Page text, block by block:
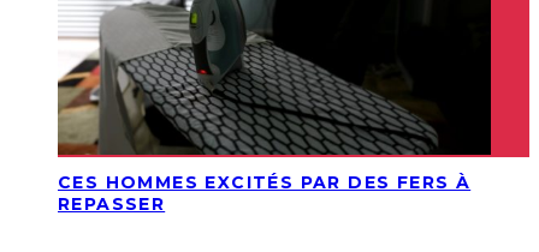
CES HOMMES EXCITÉS PAR DES FERS À
REPASSER